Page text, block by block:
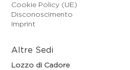
Cookie Policy (UE)
Disconoscimento
Imprint
Altre Sedi
Lozzo di Cadore